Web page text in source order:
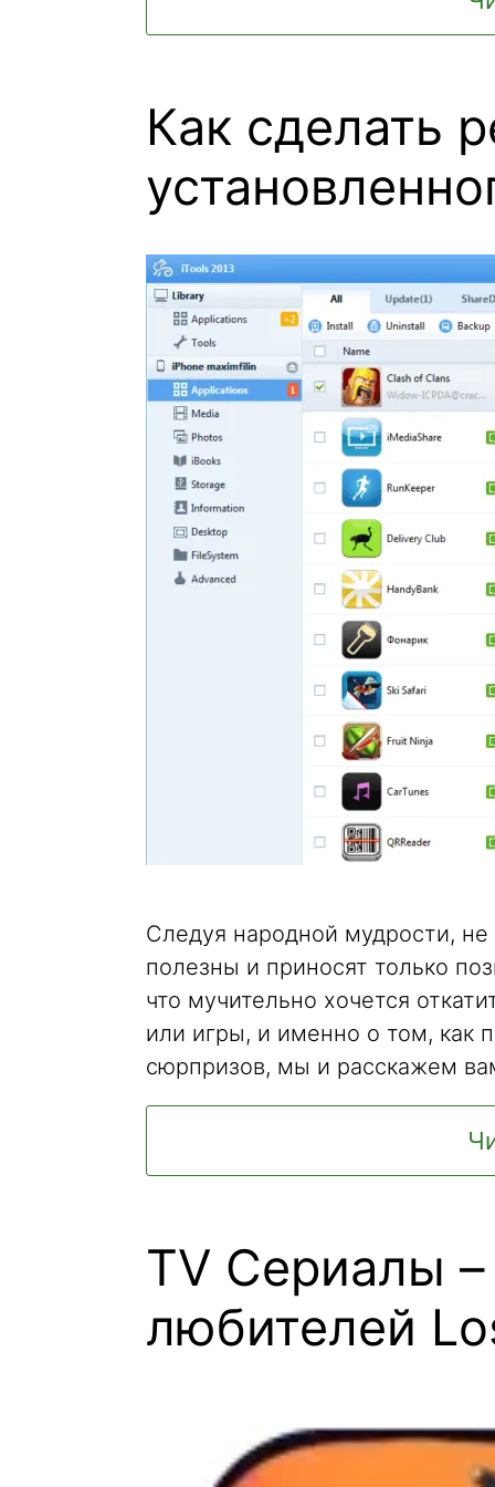
Как сделать
Следуя народной мудрости,
полезны и приносят только
что мучительно хочется
или игры, и именно о том, как
сюрпризов, мы и расскажем
TV Сериалы
любителей